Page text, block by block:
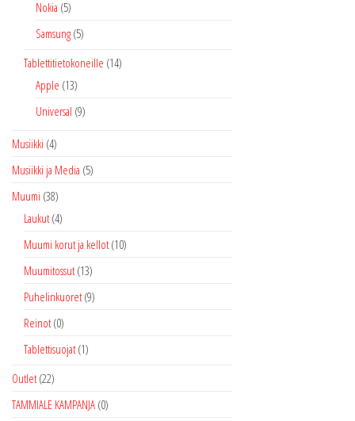
Nokia (5)
Samsung (5)
Tablettitietokoneille (14)
Apple (13)
Universal (9)
Musiikki (4)
Musiikki ja Media (5)
Muumi (38)
Laukut (4)
Muumi korut ja kellot (10)
Muumitossut (13)
Puhelinkuoret (9)
Reinot (0)
Tablettisuojat (1)
Outlet (22)
TAMMIALE KAMPANJA (0)